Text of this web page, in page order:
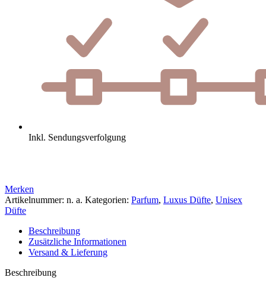
Inkl. Sendungsverfolgung
Merken
Artikelnummer: n. a. Kategorien: Parfum, Luxus Düfte, Unisex
Düfte
Beschreibung
Zusätzliche Informationen
Versand & Lieferung
Beschreibung